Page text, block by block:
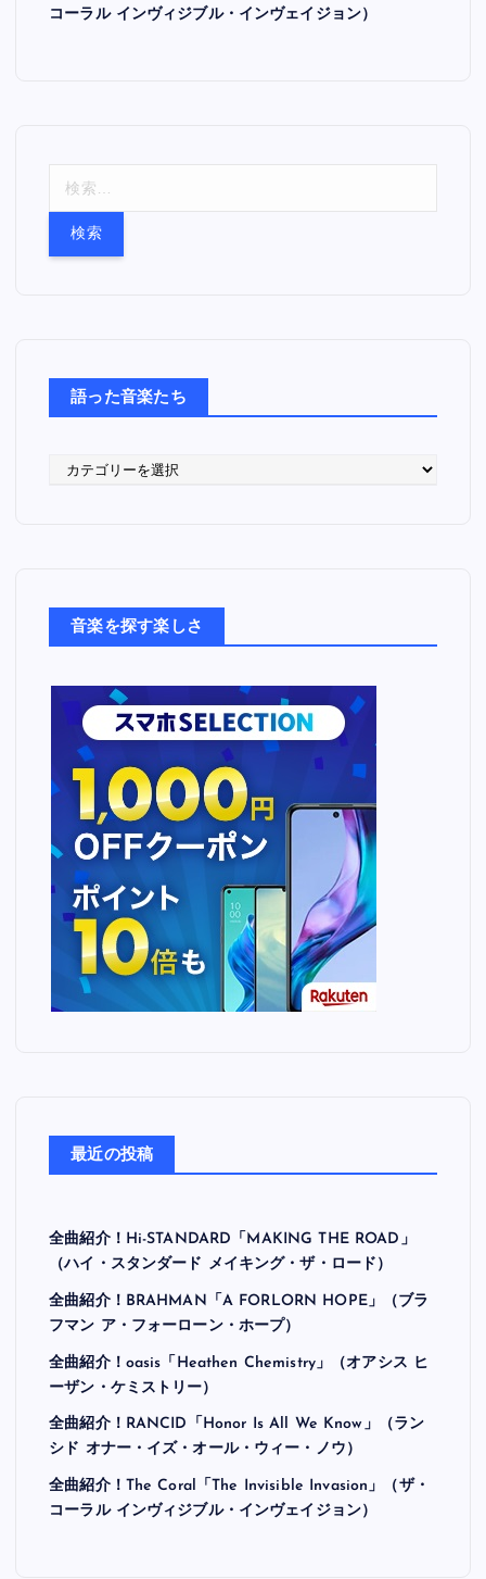
コーラル インヴィジブル・インヴェイジョン）
語った音楽たち
音楽を探す楽しさ
最近の投稿
全曲紹介！Hi-STANDARD「MAKING THE ROAD」
（ハイ・スタンダード メイキング・ザ・ロード）
全曲紹介！BRAHMAN「A FORLORN HOPE」（ブラ
フマン ア・フォーローン・ホープ）
全曲紹介！oasis「Heathen Chemistry」（オアシス ヒ
ーザン・ケミストリー）
全曲紹介！RANCID「Honor Is All We Know」（ラン
シド オナー・イズ・オール・ウィー・ノウ）
全曲紹介！The Coral「The Invisible Invasion」（ザ・
コーラル インヴィジブル・インヴェイジョン）